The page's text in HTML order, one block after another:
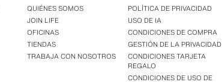
QUIÉNES SOMOS
JOIN LIFE
OFICINAS
TIENDAS
TRABAJA CON NOSOTROS
POLÍTICA DE PRIVACIDAD
USO DE IA
CONDICIONES DE COMPRA
GESTIÓN DE LA PRIVACIDAD
CONDICIONES TARJETA
REGALO
CONDICIONES DE USO DE